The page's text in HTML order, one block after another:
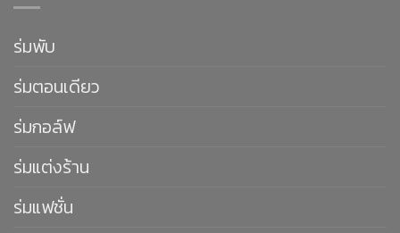
ร่มพับ
ร่มตอนเดียว
ร่มกอล์ฟ
ร่มแต่งร้าน
ร่มแฟชั่น